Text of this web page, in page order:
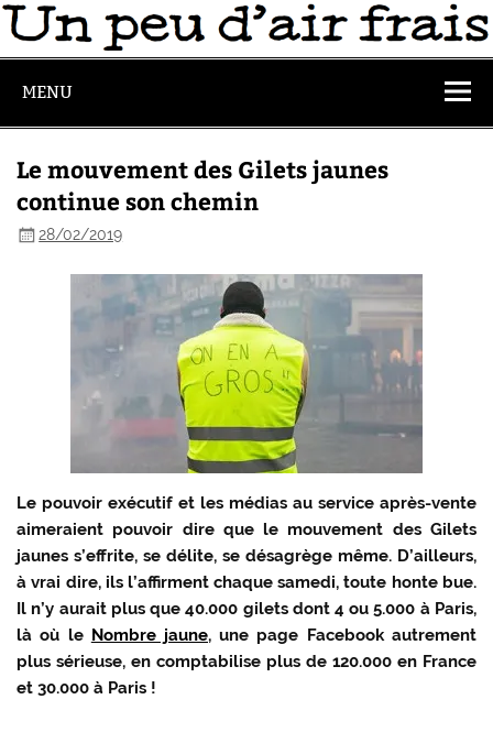
MENU
Le mouvement des Gilets jaunes
continue son chemin
28/02/2019
Le pouvoir exécutif et les médias au service après-vente
aimeraient pouvoir dire que le mouvement des Gilets
jaunes s’effrite, se délite, se désagrège même. D’ailleurs,
à vrai dire, ils l’affirment chaque samedi, toute honte bue.
Il n’y aurait plus que 40.000 gilets dont 4 ou 5.000 à Paris,
là où le Nombre jaune, une page Facebook autrement
plus sérieuse, en comptabilise plus de 120.000 en France
et 30.000 à Paris !